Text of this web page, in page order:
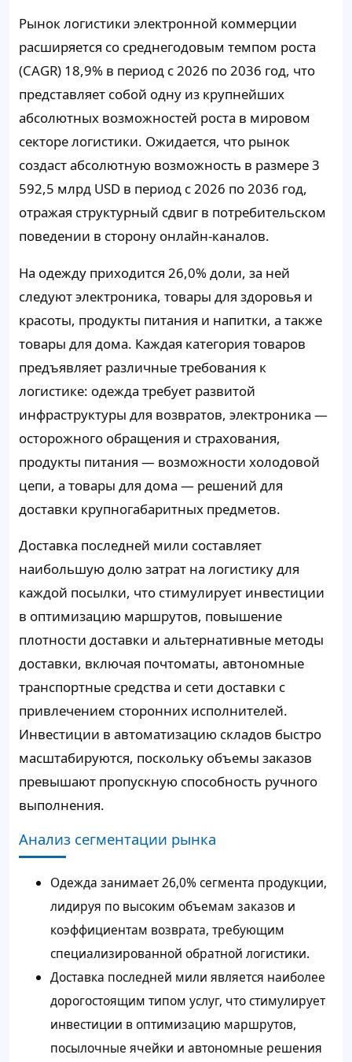
Рынок логистики электронной коммерции
расширяется со среднегодовым темпом роста
(CAGR) 18,9% в период с 2026 по 2036 год, что
представляет собой одну из крупнейших
абсолютных возможностей роста в мировом
секторе логистики. Ожидается, что рынок
создаст абсолютную возможность в размере 3
592,5 млрд USD в период с 2026 по 2036 год,
отражая структурный сдвиг в потребительском
поведении в сторону онлайн-каналов.
На одежду приходится 26,0% доли, за ней
следуют электроника, товары для здоровья и
красоты, продукты питания и напитки, а также
товары для дома. Каждая категория товаров
предъявляет различные требования к
логистике: одежда требует развитой
инфраструктуры для возвратов, электроника —
осторожного обращения и страхования,
продукты питания — возможности холодовой
цепи, а товары для дома — решений для
доставки крупногабаритных предметов.
Доставка последней мили составляет
наибольшую долю затрат на логистику для
каждой посылки, что стимулирует инвестиции
в оптимизацию маршрутов, повышение
плотности доставки и альтернативные методы
доставки, включая почтоматы, автономные
транспортные средства и сети доставки с
привлечением сторонних исполнителей.
Инвестиции в автоматизацию складов быстро
масштабируются, поскольку объемы заказов
превышают пропускную способность ручного
выполнения.
Анализ сегментации рынка
Одежда занимает 26,0% сегмента продукции,
лидируя по высоким объемам заказов и
коэффициентам возврата, требующим
специализированной обратной логистики.
Доставка последней мили является наиболее
дорогостоящим типом услуг, что стимулирует
инвестиции в оптимизацию маршрутов,
посылочные ячейки и автономные решения